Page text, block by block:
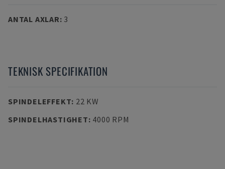
ANTAL AXLAR: 3
TEKNISK SPECIFIKATION
SPINDELEFFEKT: 22 KW
SPINDELHASTIGHET: 4000 RPM